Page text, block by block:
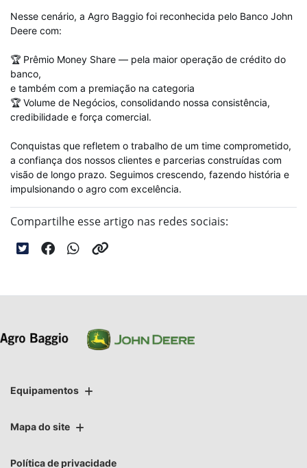
Nesse cenário, a Agro Baggio foi reconhecida pelo Banco John
Deere com:
🏆 Prêmio Money Share — pela maior operação de crédito do
banco,
e também com a premiação na categoria
🏆 Volume de Negócios, consolidando nossa consistência,
credibilidade e força comercial.
Conquistas que refletem o trabalho de um time comprometido,
a confiança dos nossos clientes e parcerias construídas com
visão de longo prazo. Seguimos crescendo, fazendo história e
impulsionando o agro com excelência.
Compartilhe esse artigo nas redes sociais:
Equipamentos
Mapa do site
Política de privacidade